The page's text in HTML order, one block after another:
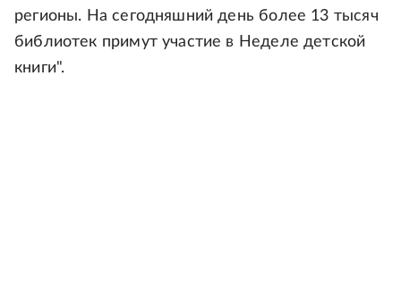
регионы. На сегодняшний день более 13 тысяч
библиотек примут участие в Неделе детской
книги".